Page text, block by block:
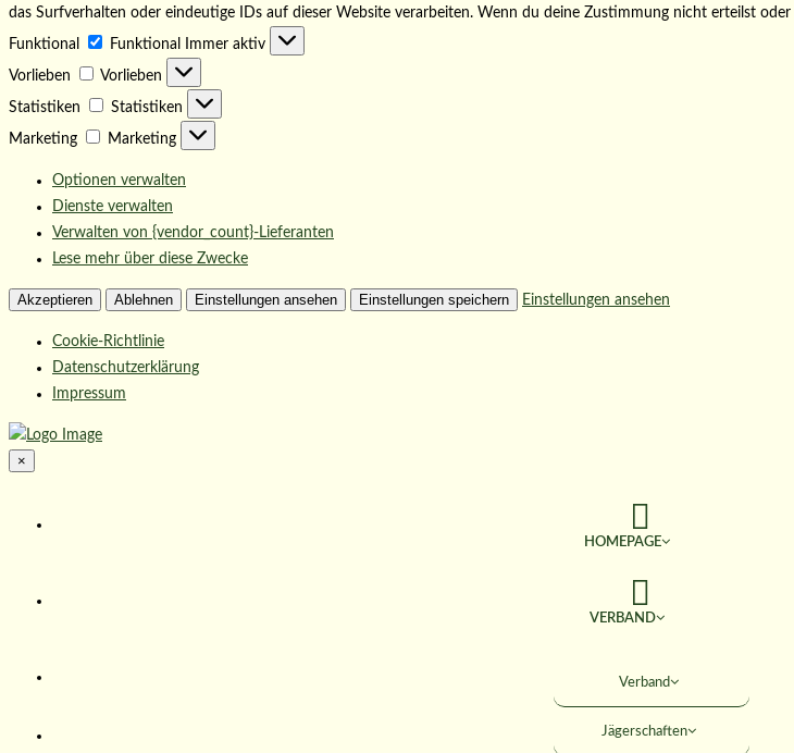
das Surfverhalten oder eindeutige IDs auf dieser Website verarbeiten. Wenn du deine Zustimmung nicht erteilst
Funktional Funktional Immer aktiv
Vorlieben Vorlieben
Statistiken Statistiken
Marketing Marketing
Optionen verwalten
Dienste verwalten
Verwalten von {vendor_count}-Lieferanten
Lese mehr über diese Zwecke
Akzeptieren Ablehnen Einstellungen ansehen Einstellungen speichern Einstellungen ansehen
Cookie-Richtlinie
Datenschutzerklärung
Impressum
×
HOMEPAGE
VERBAND
Verband
Jägerschaften
TERMINE